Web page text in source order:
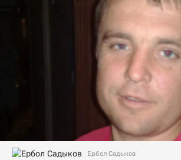
Ербол Садыков